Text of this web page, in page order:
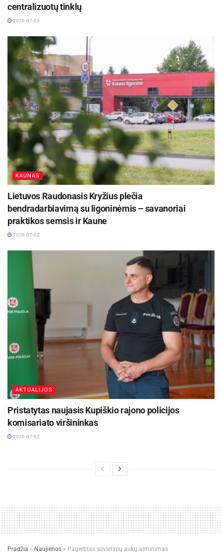
centralizuotų tinklų
2026-07-03
KAUNAS
Lietuvos Raudonasis Kryžius plečia
bendradarbiavimą su ligoninėmis – savanoriai
praktikos semsis ir Kaune
2026-07-02
AKTUALIJOS
Pristatytas naujasis Kupiškio rajono policijos
komisariato viršininkas
2026-07-02
Pradžia » Naujienos » Pagerbtas sovietinių aukų atminimas